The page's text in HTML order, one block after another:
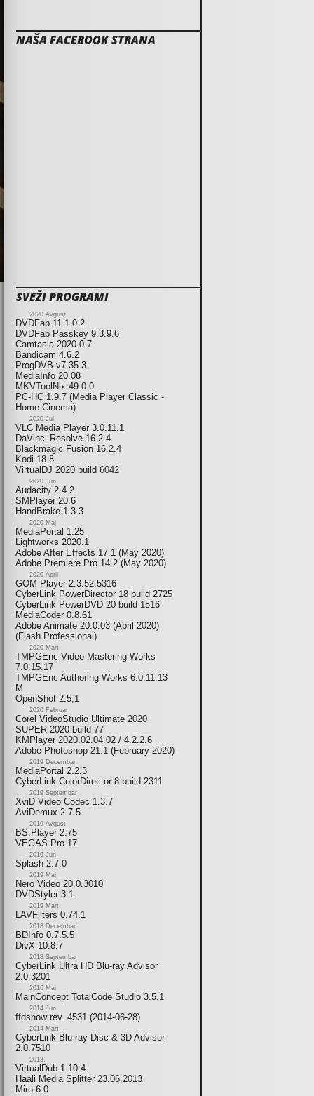
NAŠA FACEBOOK STRANA
SVEŽI PROGRAMI
2020 Avgust
DVDFab 11.1.0.2
DVDFab Passkey 9.3.9.6
Camtasia 2020.0.7
Bandicam 4.6.2
ProgDVB v7.35.3
MediaInfo 20.08
MKVToolNix 49.0.0
PC-HC 1.9.7 (Media Player Classic -
Home Cinema)
2020 Jul
VLC Media Player 3.0.11.1
DaVinci Resolve 16.2.4
Blackmagic Fusion 16.2.4
Kodi 18.8
VirtualDJ 2020 build 6042
2020 Jun
Audacity 2.4.2
SMPlayer 20.6
HandBrake 1.3.3
2020 Maj
MediaPortal 1.25
Lightworks 2020.1
Adobe After Effects 17.1 (May 2020)
Adobe Premiere Pro 14.2 (May 2020)
2020 April
GOM Player 2.3.52.5316
CyberLink PowerDirector 18 build 2725
CyberLink PowerDVD 20 build 1516
MediaCoder 0.8.61
Adobe Animate 20.0.03 (April 2020)
(Flash Professional)
2020 Mart
TMPGEnc Video Mastering Works
7.0.15.17
TMPGEnc Authoring Works 6.0.11.13
M
OpenShot 2.5,1
2020 Februar
Corel VideoStudio Ultimate 2020
SUPER 2020 build 77
KMPlayer 2020.02.04.02 / 4.2.2.6
Adobe Photoshop 21.1 (February 2020)
2019 Decembar
MediaPortal 2.2.3
CyberLink ColorDirector 8 build 2311
2019 Septembar
XviD Video Codec 1.3.7
AviDemux 2.7.5
2019 Avgust
BS.Player 2.75
VEGAS Pro 17
2019 Jun
Splash 2.7.0
2019 Maj
Nero Video 20.0.3010
DVDStyler 3.1
2019 Mart
LAVFilters 0.74.1
2018 Decembar
BDInfo 0.7.5.5
DivX 10.8.7
2018 Septembar
CyberLink Ultra HD Blu-ray Advisor
2.0.3201
2016 Maj
MainConcept TotalCode Studio 3.5.1
2014 Jun
ffdshow rev. 4531 (2014-06-28)
2014 Mart
CyberLink Blu-ray Disc & 3D Advisor
2.0.7510
2013.
VirtualDub 1.10.4
Haali Media Splitter 23.06.2013
Miro 6.0